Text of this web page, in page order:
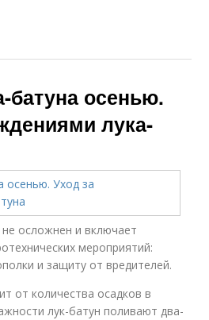
батуна осенью.
лука-
осложнен и включает
мероприятий:
и защиту от вредителей.
от количества осадков в
лук-батун поливают два-